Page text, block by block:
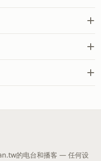
的电台和播客 — 任何设